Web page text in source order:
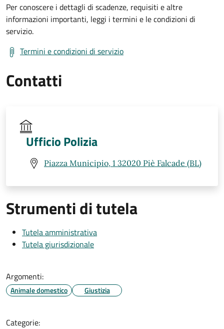
Per conoscere i dettagli di scadenze, requisiti e altre
informazioni importanti, leggi i termini e le condizioni di
servizio.
Termini e condizioni di servizio
Contatti
Ufficio Polizia
Piazza Municipio, 1 32020 Piè Falcade (BL)
Strumenti di tutela
Tutela amministrativa
Tutela giurisdizionale
Argomenti:
Animale domestico Giustizia
Categorie: